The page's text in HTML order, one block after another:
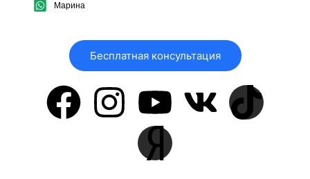
Марина
Бесплатная консультация